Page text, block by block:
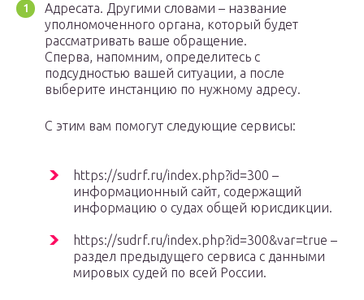
Адресата. Другими словами – название
уполномоченного органа, который будет
рассматривать ваше обращение.
Сперва, напомним, определитесь с
подсудностью вашей ситуации, а после
выберите инстанцию по нужному адресу.
С этим вам помогут следующие сервисы:
https://sudrf.ru/index.php?id=300 –
информационный сайт, содержащий
информацию о судах общей юрисдикции.
https://sudrf.ru/index.php?id=300&var=true –
раздел предыдущего сервиса с данными
мировых судей по всей России.